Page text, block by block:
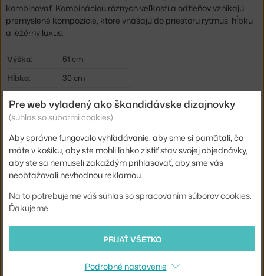
kombinovať. Kombináciou rôznych veľkostí a odtieňov vznikajú
premyslené kompozície, ktoré vnášajú do priestoru rytmus, hĺbku
a ležérny luxus.
Výška:
51 cm
Hĺbka:
30 cm
Hmotnosť:
32,5 kg
Farba:
piesková
Materiál:
kameň
Tvar:
štvorec
Doska:
mramor / kameň
Kód produktu
EAN
5709262094608
Shopping from the EU? Switch toPlinth Table Tall, Kunis Breccia
Pre web vyladený ako škandidávske dizajnovky
(súhlas so súbormi cookies)
Aby správne fungovalo vyhľadávanie, aby sme si pamätali, čo
máte v košíku, aby ste mohli ľahko zistiť stav svojej objednávky,
aby ste sa nemuseli zakaždým prihlasovať, aby sme vás
neobťažovali nevhodnou reklamou.
Na to potrebujeme váš súhlas so spracovaním súborov cookies.
Ďakujeme.
PRIJAŤ VŠETKO
Podrobné nastavenie